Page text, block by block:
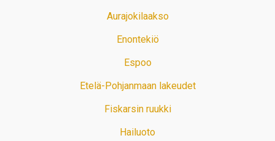
Aurajokilaakso
Enontekiö
Espoo
Etelä-Pohjanmaan lakeudet
Fiskarsin ruukki
Hailuoto